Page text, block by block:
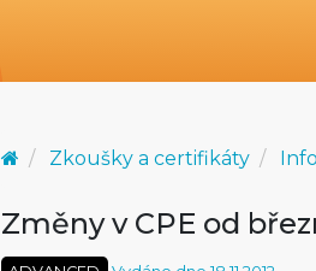
Zkoušky a certifikáty
Změny v CPE od